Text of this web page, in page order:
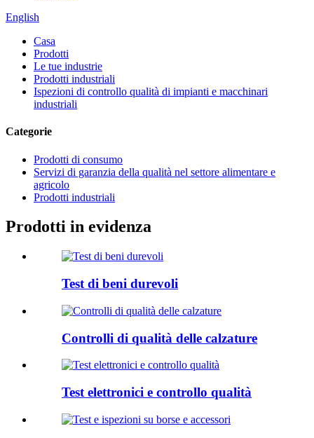
English
Casa
Prodotti
Le tue industrie
Prodotti industriali
Ispezioni di controllo qualità di impianti e macchinari
industriali
Categorie
Prodotti di consumo
Servizi di garanzia della qualità nel settore alimentare e
agricolo
Prodotti industriali
Prodotti in evidenza
Test di beni durevoli
Controlli di qualità delle calzature
Test elettronici e controllo qualità